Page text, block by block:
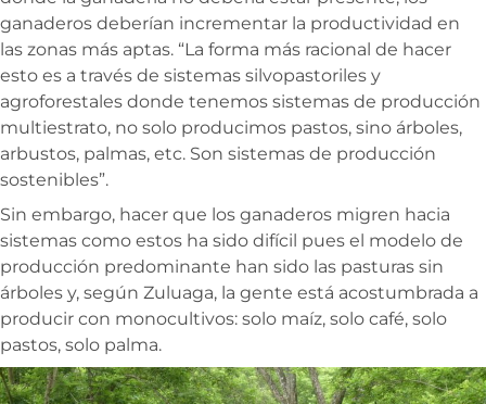
ganaderos deberían incrementar la productividad en
las zonas más aptas. “La forma más racional de hacer
esto es a través de sistemas silvopastoriles y
agroforestales donde tenemos sistemas de producción
multiestrato, no solo producimos pastos, sino árboles,
arbustos, palmas, etc. Son sistemas de producción
sostenibles”.
Sin embargo, hacer que los ganaderos migren hacia
sistemas como estos ha sido difícil pues el modelo de
producción predominante han sido las pasturas sin
árboles y, según Zuluaga, la gente está acostumbrada a
producir con monocultivos: solo maíz, solo café, solo
pastos, solo palma.